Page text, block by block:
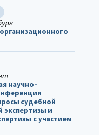
научно-
судебной
экспертизы и
с участием